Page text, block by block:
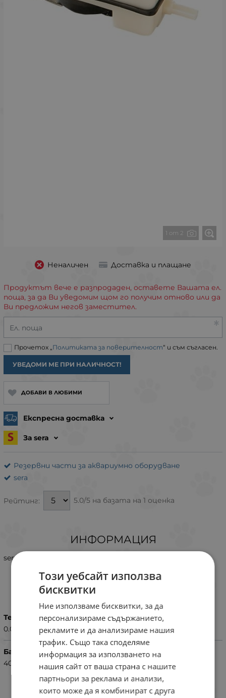
1 от 2
Неналичен Доставка и плащане
Продуктът вече е разпродаден, оставете Вашата ел.
поща, за да Ви уведомим щом го получим отново или да
Ви предложим негов заместител.
Ел. поща
Прочетох „Политиката за поверителност“ и съм съгласен.
УВЕДОМИ МЕ ПРИ НАЛИЧНОСТ!
ДОБАВИ В ЛЮБИМИ
Експресна доставка
За sera
Резервни части за аквариумно оборудване
sera
Рейтинг: 5.0/5 на базата на 1 оценка
ИНФОРМАЦИЯ
sera резервна мембрана за sera Air 275 R, Air 550 R
ХАРАКТЕРИСТИКИ
Тегло (кг.)
0.07
Баркод (ISBN, UPC, др.)
4001942067324
Този уебсайт използва
бисквитки
Ние използваме бисквитки, за да
персонализираме съдържанието,
рекламите и да анализираме нашия
трафик. Също така споделяме
информация за използването на
нашия сайт от ваша страна с нашите
партньори за реклама и анализи,
които може да я комбинират с друга